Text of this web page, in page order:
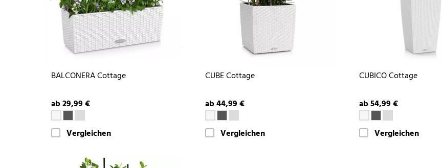
BALCONERA Cottage
ab 29,99 €
Vergleichen
CUBE Cottage
ab 44,99 €
Vergleichen
CUBICO Cottage
ab 54,99 €
Vergleichen